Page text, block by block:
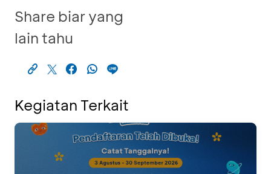
Share biar yang
lain tahu
Kegiatan Terkait